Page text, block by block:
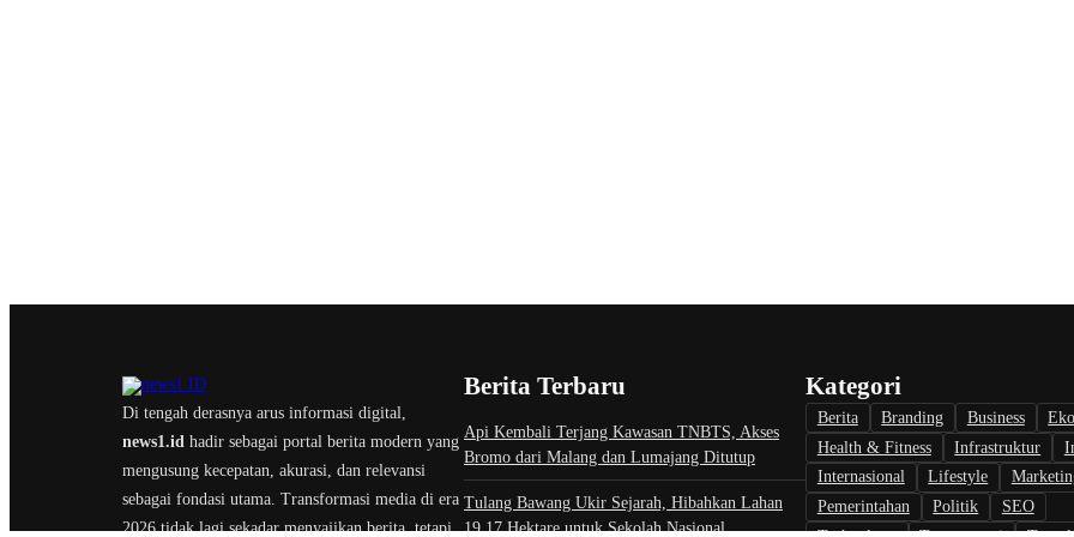
Di tengah derasnya arus informasi digital,
news1.id hadir sebagai portal berita modern yang
mengusung kecepatan, akurasi, dan relevansi
sebagai fondasi utama. Transformasi media di era
2026 tidak lagi sekadar menyajikan berita, tetapi
Berita Terbaru
Api Kembali Terjang Kawasan TNBTS, Akses
Bromo dari Malang dan Lumajang Ditutup
Tulang Bawang Ukir Sejarah, Hibahkan Lahan
19,17 Hektare untuk Sekolah Nasional
Kategori
Berita Branding Business
Health & Fitness
Infrastruktur
Internasional
Lifestyle
Pemerintahan
Politik
SEO